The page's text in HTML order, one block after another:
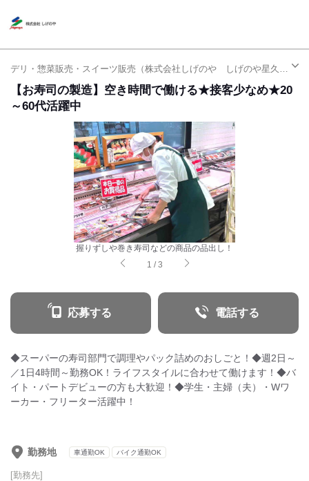
デリ・惣菜販売・スイーツ販売（株式会社しげのや しげのや星久喜店）| アルバイト・パート求人（千葉駅）
【お寿司の製造】空き時間で働ける★接客少なめ★20
～60代活躍中
握りずしや巻き寿司などの商品の品出し！
1 /3
応募する 電話する
◆スーパーの寿司部門で調理やパック詰めのおしごと！◆週2日～
／1日4時間～勤務OK！ライフスタイルに合わせて働けます！◆バ
イト・パートデビューの方も大歓迎！◆学生・主婦（夫）・Wワ
ーカー・フリーター活躍中！
勤務地 車通勤OK バイク通勤OK
[勤務先]